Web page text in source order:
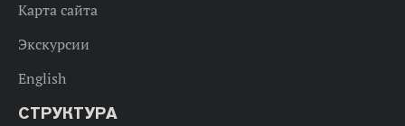
Карта сайта
Экскурсии
English
СТРУКТУРА